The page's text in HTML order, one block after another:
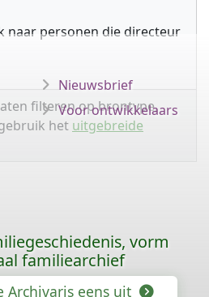
naar personen die directeur
filteren op brontype,
het uitgebreide
Nieuwsbrief
Voor ontwikkelaars
vorm
familiearchief
Archivaris eens uit